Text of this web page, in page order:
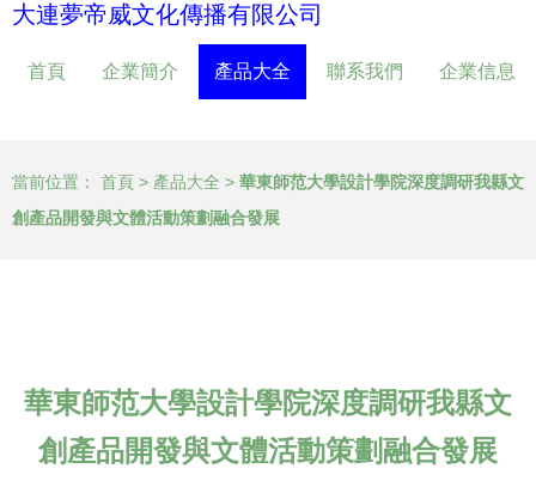
大連夢帝威文化傳播有限公司
首頁 企業簡介 產品大全 聯系我們 企業信息
當前位置： 首頁 > 產品大全 > 華東師范大學設計學院深度調研我縣文
創產品開發與文體活動策劃融合發展
華東師范大學設計學院深度調研我縣文
創產品開發與文體活動策劃融合發展